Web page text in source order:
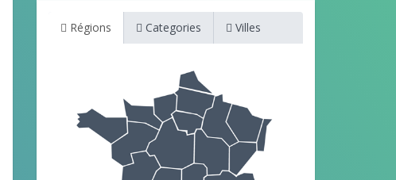
Régions Categories Villes